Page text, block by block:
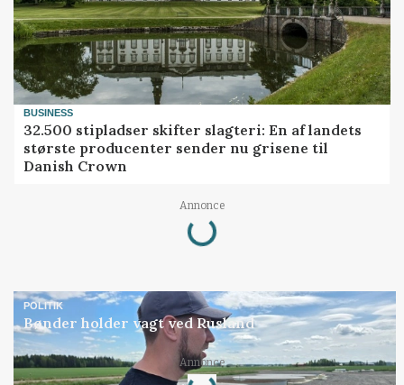
BUSINESS
32.500 stipladser skifter slagteri: En af landets
største producenter sender nu grisene til
Danish Crown
Annonce
Loading...
POLITIK
Bønder holder vagt ved Rusland
Annonce
Loading...